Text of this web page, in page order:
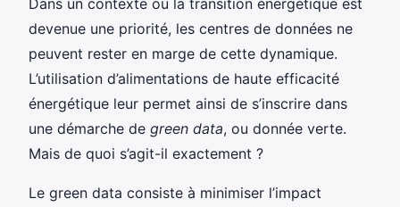
devenue une priorité, les centres de données ne
peuvent rester en marge de cette dynamique.
L’utilisation d’alimentations de haute efficacité
énergétique leur permet ainsi de s’inscrire dans
une démarche de green data, ou donnée verte.
Mais de quoi s’agit-il exactement ?
Le green data consiste à minimiser l’impact